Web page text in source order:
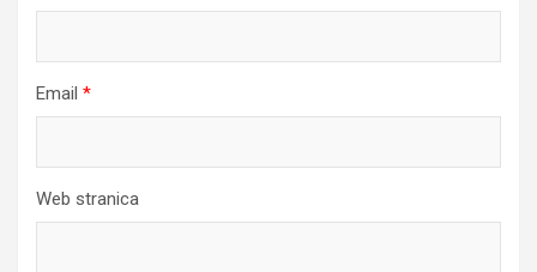
Email *
Web stranica